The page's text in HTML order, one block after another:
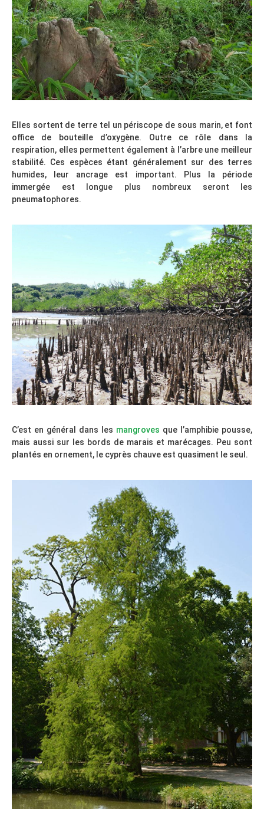
Elles sortent de terre tel un périscope de sous marin, et font
office de bouteille d’oxygène. Outre ce rôle dans la
respiration, elles permettent également à l’arbre une meilleur
stabilité. Ces espèces étant généralement sur des terres
humides, leur ancrage est important. Plus la période
immergée est longue plus nombreux seront les
pneumatophores.
C’est en général dans les mangroves que l’amphibie pousse,
mais aussi sur les bords de marais et marécages. Peu sont
plantés en ornement, le cyprès chauve est quasiment le seul.